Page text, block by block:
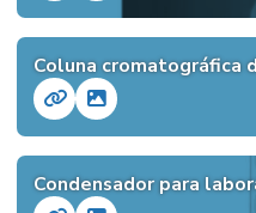
Coluna cromatográfica
Condensador para